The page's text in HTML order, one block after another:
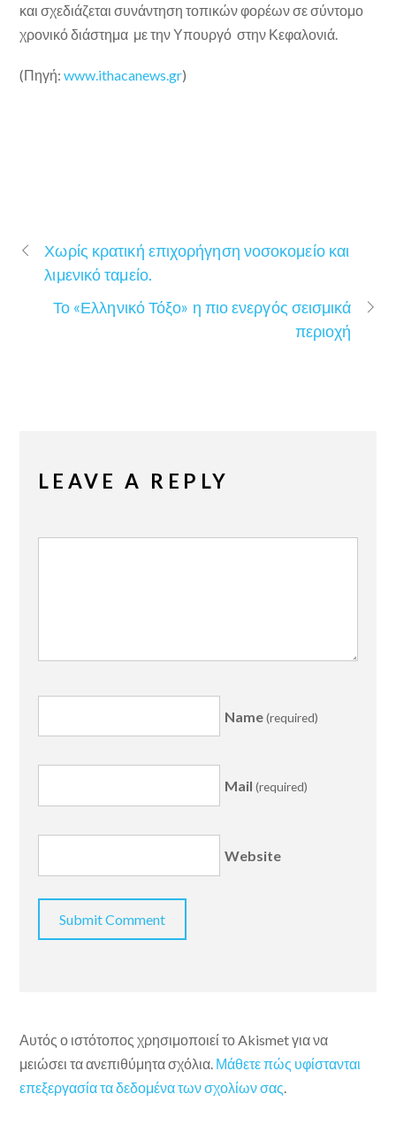
και σχεδιάζεται συνάντηση τοπικών φορέων σε σύντομο
χρονικό διάστημα με την Υπουργό στην Κεφαλονιά.
(Πηγή:www.ithacanews.gr)
Χωρίς κρατική επιχορήγηση νοσοκομείο και
λιμενικό ταμείο.
Το «Ελληνικό Τόξο» η πιο ενεργός σεισμικά
περιοχή
LEAVE A REPLY
Name(required)
Mail (required)
Website
Αυτός ο ιστότοπος χρησιμοποιεί το Akismet για να
μειώσει τα ανεπιθύμητα σχόλια. Μάθετε πώς υφίστανται
επεξεργασία τα δεδομένα των σχολίων σας.